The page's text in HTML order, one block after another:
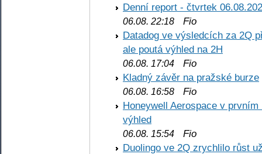
Denní report - čtvrtek
06.08. 22:18 Fio
Datadog ve výsledcích za 2Q
ale poutá výhled na 2H
06.08. 17:04 Fio
Kladný závěr na pražské burze
06.08. 16:58 Fio
Honeywell Aerospace v
výhled
06.08. 15:54 Fio
Duolingo ve 2Q zrychlilo růst